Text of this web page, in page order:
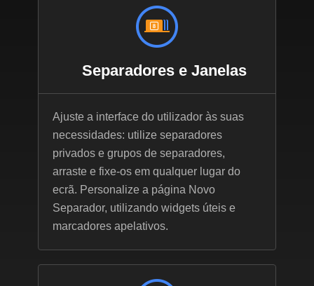
Separadores e Janelas
Ajuste a interface do utilizador às suas
necessidades: utilize separadores
privados e grupos de separadores,
arraste e fixe-os em qualquer lugar do
ecrã. Personalize a página Novo
Separador, utilizando widgets úteis e
marcadores apelativos.